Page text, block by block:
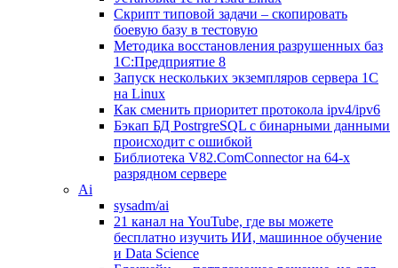
Скрипт типовой задачи – скопировать
боевую базу в тестовую
Методика восстановления разрушенных баз
1С:Предприятие 8
Запуск нескольких экземпляров сервера 1С
на Linux
Как сменить приоритет протокола ipv4/ipv6
Бэкап БД PostrgreSQL с бинарными данными
происходит с ошибкой
Библиотека V82.ComConnector на 64-х
разрядном сервере
Ai
sysadm/ai
21 канал на YouTube, где вы можете
бесплатно изучить ИИ, машинное обучение
и Data Science